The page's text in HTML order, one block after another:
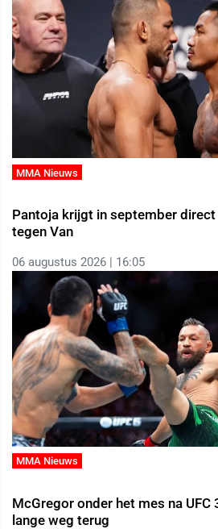
MMA Nieuws
Pantoja krijgt in september
tegen Van
06 augustus 2026 | 16:05
MMA Nieuws
McGregor onder het mes na UFC
lange weg terug